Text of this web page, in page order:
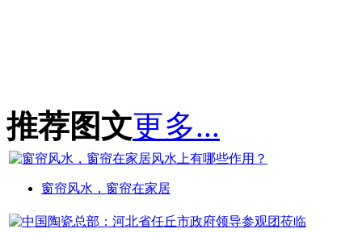
推荐图文更多...
窗帘风水，窗帘在家居